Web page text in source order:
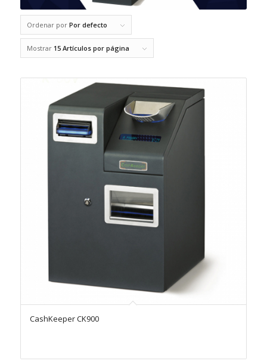
Ordenar por Por defecto
Mostrar 15 Artículos por página
CashKeeper CK900